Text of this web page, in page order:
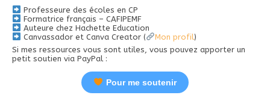
Professeure des écoles en CP
Formatrice français – CAFIPEMF
Auteure chez Hachette Education
Canvassador et Canva Creator (
Mon profil)
Si mes ressources vous sont utiles, vous pouvez apporter un
petit soutien via PayPal :
Pour me soutenir